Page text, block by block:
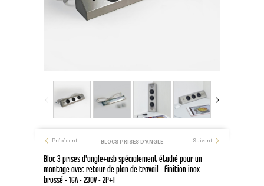
Précédent BLOCS PRISES D'ANGLE Suivant
Bloc 3 prises d'angle+usb spécialement étudié pour un
montage avec retour de plan de travail - finition inox
brossé - 16A - 230V - 2P+T